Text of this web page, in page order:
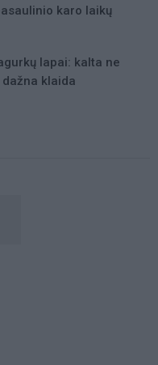
karo laikų
lapai: kalta ne
klaida